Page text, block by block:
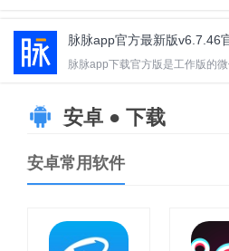
脉脉app官方最新版v6.7.46
安卓版
脉脉app下载官方版是工作版的
安卓 ● 下载
安卓常用软件